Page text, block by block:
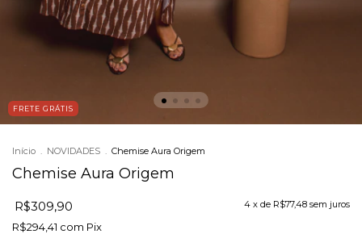
FRETE GRÁTIS
Início . NOVIDADES . Chemise Aura Origem
Chemise Aura Origem
R$309,90 4 x de R$77,48 sem juros
R$294,41 com Pix